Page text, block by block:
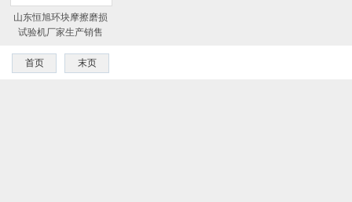
山东恒旭环块摩擦磨损
试验机厂家生产销售
首页 末页